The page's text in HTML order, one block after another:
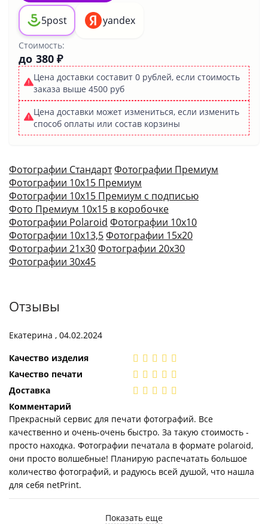
5post yandex
Стоимость:
до 380 ₽
Цена доставки составит 0 рублей, если стоимость
заказа выше 4500 руб
Цена доставки может измениться, если изменить
способ оплаты или состав корзины
Фотографии СтандартФотографии Премиум
Фотографии 10х15 Премиум
Фотографии 10х15 Премиум с подписью
Фото Премиум 10х15 в коробочке
Фотографии Polaroid Фотографии 10х10
Фотографии 10х13,5Фотографии 15х20
Фотографии 21х30Фотографии 20х30
Фотографии 30х45
Отзывы
Екатерина , 04.02.2024
Качество изделия
Качество печати
Доставка
Комментарий
Прекрасный сервис для печати фотографий. Все
качественно и очень-очень быстро. За такую стоимость -
просто находка. Фотографии печатала в формате polaroid,
они просто волшебные! Планирую распечатать большое
количество фотографий, и радуюсь всей душой, что нашла
для себя netPrint.
Показать еще